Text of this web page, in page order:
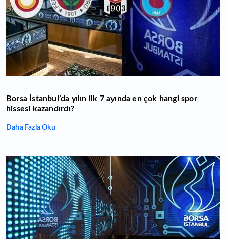
Borsa İstanbul’da yılın ilk 7 ayında en çok hangi spor
hissesi kazandırdı?
Daha Fazla Oku